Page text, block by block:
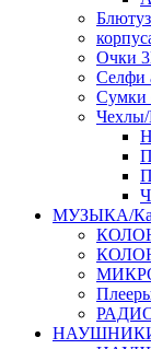
Очки
Селфи
Сумки
Чехлы/
МУЗЫКА/